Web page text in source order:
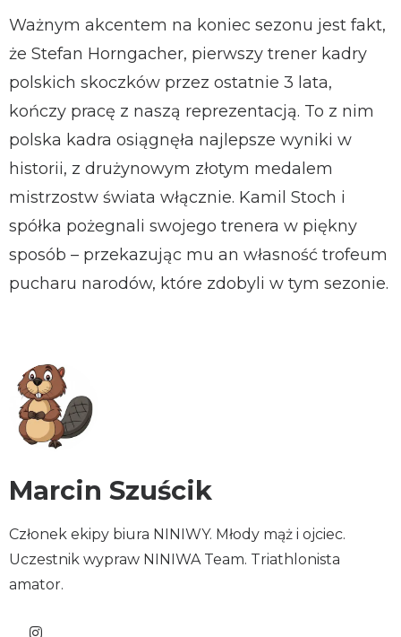
Ważnym akcentem na koniec sezonu jest fakt,
że Stefan Horngacher, pierwszy trener kadry
polskich skoczków przez ostatnie 3 lata,
kończy pracę z naszą reprezentacją. To z nim
polska kadra osiągnęła najlepsze wyniki w
historii, z drużynowym złotym medalem
mistrzostw świata włącznie. Kamil Stoch i
spółka pożegnali swojego trenera w piękny
sposób – przekazując mu an własność trofeum
pucharu narodów, które zdobyli w tym sezonie.
Marcin Szuścik
Członek ekipy biura NINIWY. Młody mąż i ojciec.
Uczestnik wypraw NINIWA Team. Triathlonista
amator.